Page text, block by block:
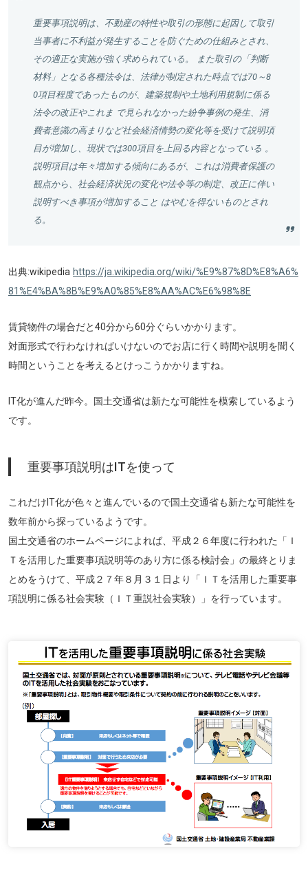
重要事項説明は、不動産の特性や取引の形態に起因して取引
当事者に不利益が発生することを防ぐための仕組みとされ、
その適正な実施が強く求められている。 また取引の「判断
材料」となる各種法令は、法律が制定された時点では70～8
0項目程度であったものが、建築規制や土地利用規制に係る
法令の改正やこれま で見られなかった紛争事例の発生、消
費者意識の高まりなど社会経済情勢の変化等を受けて説明項
目が増加し、現状では300項目を上回る内容となっている 。
説明項目は年々増加する傾向にあるが、これは消費者保護の
観点から、社会経済状況の変化や法令等の制定、改正に伴い
説明すべき事項が増加すること はやむを得ないものとされ
る。
出典:wikipedia https://ja.wikipedia.org/wiki/%E9%87%8D%E8%A6%
81%E4%BA%8B%E9%A0%85%E8%AA%AC%E6%98%8E
賃貸物件の場合だと40分から60分ぐらいかかります。
対面形式で行わなければいけないのでお店に行く時間や説明を聞く
時間ということを考えるとけっこうかかりますね。
IT化が進んだ昨今。国土交通省は新たな可能性を模索しているよう
です。
重要事項説明はITを使って
これだけIT化が色々と進んでいるので国土交通省も新たな可能性を
数年前から探っているようです。
国土交通省のホームページによれば、平成２６年度に行われた「Ｉ
Ｔを活用した重要事項説明等のあり方に係る検討会」の最終とりま
とめをうけて、平成２７年８月３１日より「ＩＴを活用した重要事
項説明に係る社会実験（ＩＴ重説社会実験）」を行っています。